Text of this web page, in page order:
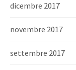
dicembre 2017
novembre 2017
settembre 2017